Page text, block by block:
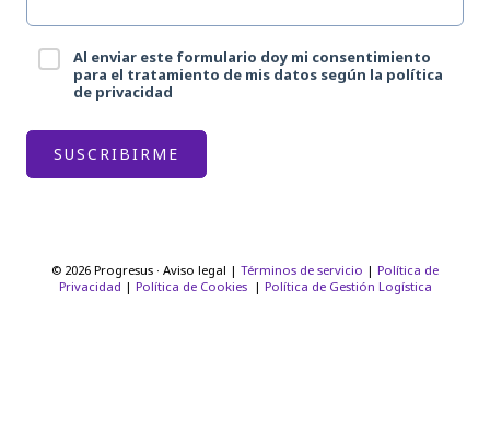
Al enviar este formulario doy mi consentimiento
para el tratamiento de mis datos según la política
de privacidad
© 2026 Progresus · Aviso legal | Términos de servicio | Política de
Privacidad | Política de Cookies| Política de Gestión Logística